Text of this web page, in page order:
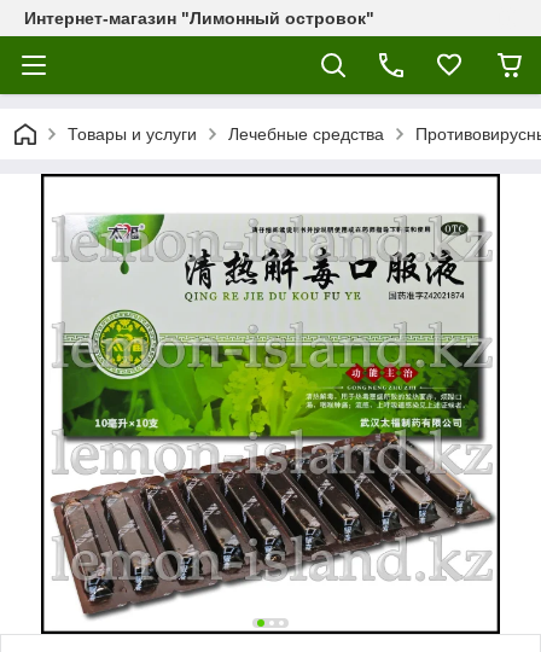
Интернет-магазин "Лимонный островок"
Товары и услуги Лечебные средства